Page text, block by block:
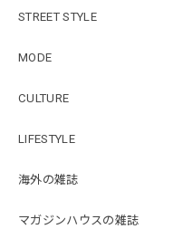
STREET STYLE
MODE
CULTURE
LIFESTYLE
海外の雑誌
マガジンハウスの雑誌